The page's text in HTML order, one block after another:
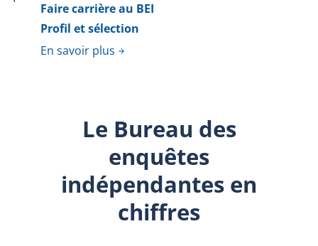
Faire carrière au BEI
Profil et sélection
En savoir plus
Le Bureau des
enquêtes
indépendantes en
chiffres